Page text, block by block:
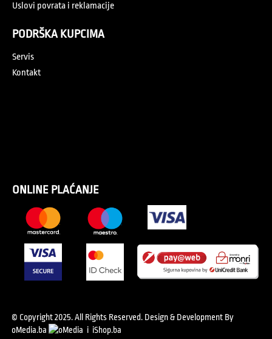
Uslovi povrata i reklamacije
PODRŠKA KUPCIMA
Servis
Kontakt
ONLINE PLAĆANJE
© Copyright 2025. All Rights Reserved. Design & Development By
oMedia.ba
i iShop.ba